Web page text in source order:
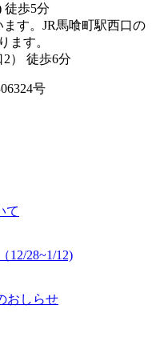
徒歩5分
す。JR馬喰町駅西口の
ます。
） 徒歩6分
号
て
12/28~1/12)
おしらせ